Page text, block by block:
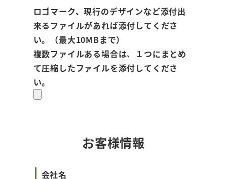
ロゴマーク、現行のデザインなど添付出
来るファイルがあれば添付してくださ
い。（最大10MBまで）
複数ファイルある場合は、１つにまとめ
て圧縮したファイルを添付してくださ
い。
お客様情報
会社名